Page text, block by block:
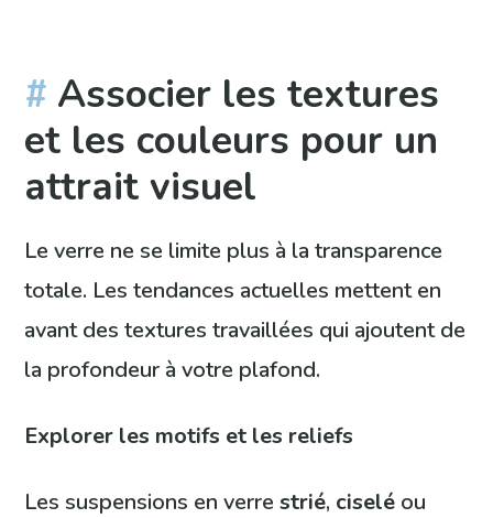
Associer les textures
et les couleurs pour un
attrait visuel
Le verre ne se limite plus à la transparence
totale. Les tendances actuelles mettent en
avant des textures travaillées qui ajoutent de
la profondeur à votre plafond.
Explorer les motifs et les reliefs
Les suspensions en verrestrié, ciselé ou